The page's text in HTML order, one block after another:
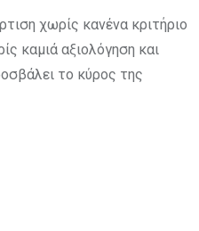
χωρίς κανένα κριτήριο
καμιά αξιολόγηση και
το κύρος της